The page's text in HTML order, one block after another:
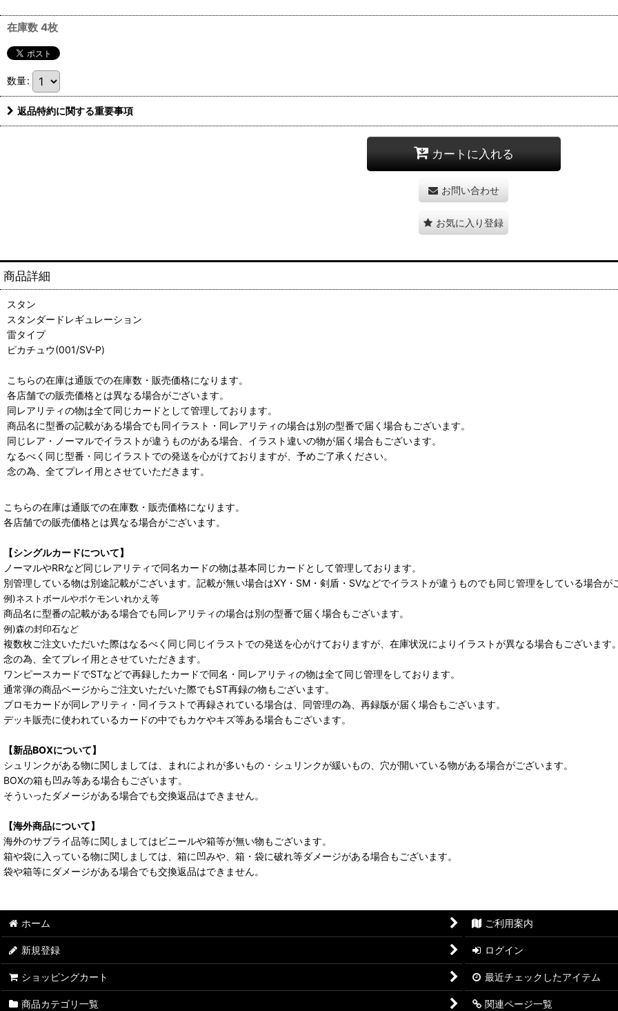
在庫数 4枚
数量:
返品特約に関する重要事項
カートに入れる
お問い合わせ
お気に入り登録
商品詳細
スタン
スタンダードレギュレーション
雷タイプ
ピカチュウ(001/SV-P)
こちらの在庫は通販での在庫数・販売価格になります。
各店舗での販売価格とは異なる場合がございます。
同レアリティの物は全て同じカードとして管理しております。
商品名に型番の記載がある場合でも同イラスト・同レアリティの場合は別の型番で届く場合もございます。
同じレア・ノーマルでイラストが違うものがある場合、イラスト違いの物が届く場合もございます。
なるべく同じ型番・同じイラストでの発送を心がけておりますが、予めご了承ください。
念の為、全てプレイ用とさせていただきます。
こちらの在庫は通販での在庫数・販売価格になります。
各店舗での販売価格とは異なる場合がございます。
【シングルカードについて】
ノーマルやRRなど同じレアリティで同名カードの物は基本同じカードとして管理しております。
別管理している物は別途記載がございます。記載が無い場合はXY・SM・剣盾・SVなどでイラストが違うものでも同じ管理をしている場合が
例)ネストボールやポケモンいれかえ等
商品名に型番の記載がある場合でも同レアリティの場合は別の型番で届く場合もございます。
例)森の封印石など
複数枚ご注文いただいた際はなるべく同じ同じイラストでの発送を心がけておりますが、在庫状況によりイラストが異なる場合もございます。
念の為、全てプレイ用とさせていただきます。
ワンピースカードでSTなどで再録したカードで同名・同レアリティの物は全て同じ管理をしております。
通常弾の商品ページからご注文いただいた際でもST再録の物もございます。
プロモカードが同レアリティ・同イラストで再録されている場合は、同管理の為、再録版が届く場合もございます。
デッキ販売に使われているカードの中でもカケやキズ等ある場合もございます。
【新品BOXについて】
シュリンクがある物に関しましては、まれによれが多いもの・シュリンクが緩いもの、穴が開いている物がある場合がございます。
BOXの箱も凹み等ある場合もございます。
そういったダメージがある場合でも交換返品はできません。
【海外商品について】
海外のサプライ品等に関しましてはビニールや箱等が無い物もございます。
箱や袋に入っている物に関しましては、箱に凹みや、箱・袋に破れ等ダメージがある場合もございます。
袋や箱等にダメージがある場合でも交換返品はできません。
ホーム ご利用案内
新規登録 ログイン
ショッピングカート 最近チェックしたアイテム
商品カテゴリ一覧 関連ページ一覧